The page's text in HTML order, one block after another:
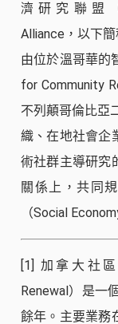
濟研究聯盟（
Alliance，以下
由位於溫哥華的
for Community
不列顛哥倫比亞
織、在地社會企
術社群主導研究
關係上，共同
（Social
[1] 加拿大社區
Renewal）是一
餘年。主要業務